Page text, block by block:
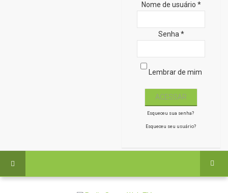
Nome de usuário *
Senha *
Lembrar de mim
Esqueceu sua senha?
Esqueceu seu usuário?